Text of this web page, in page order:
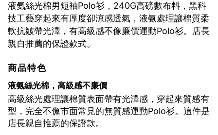
液氨絲光棉男短袖Polo衫，240G高磅數布料，黑科
技工藝穿起來有厚度卻涼感透氣，液氨處理讓棉質柔
軟抗皺帶光澤，有高級感不像廉價運動Polo衫。店長
親自推薦的保證款式。
商品特色
液氨絲光棉，高級感不廉價
高級絲光處理讓棉質表面帶有光澤感，穿起來質感有
型，完全不像市面常見的無質感運動Polo衫。這件是
店長親自推薦的保證款。